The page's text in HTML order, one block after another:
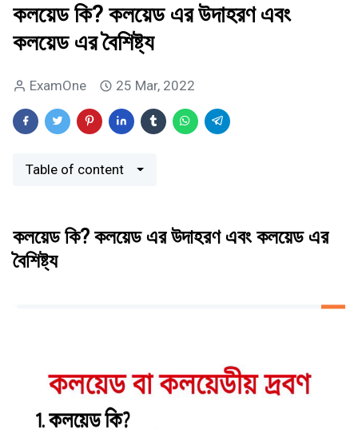
কলয়েড কি? কলয়েড এর উদাহরণ এবং
কলয়েড এর বৈশিষ্ট্য
ExamOne 25 Mar, 2022
Table of content
কলয়েড কি? কলয়েড এর উদাহরণ এবং কলয়েড এর
বৈশিষ্ট্য